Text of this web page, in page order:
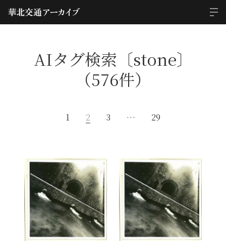
AIタグ検索〔stone〕
（576件）
1 2 3 … 29